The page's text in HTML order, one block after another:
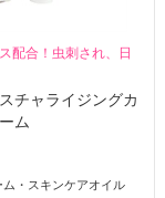
配合！虫刺され、日
チャライジングカ
ム
・スキンケアオイル